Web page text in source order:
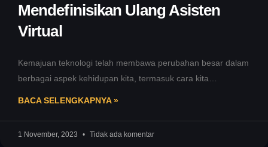
Mendefinisikan Ulang Asisten
Virtual
Kemajuan teknologi telah membawa perubahan besar dalam
berbagai aspek kehidupan kita, termasuk cara kita
BACA SELENGKAPNYA »
1 November, 2023 Tidak ada komentar